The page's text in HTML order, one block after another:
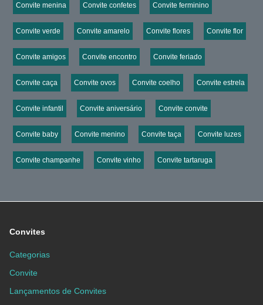
Convite menina Convite confetes Convite ferminino
Convite verde Convite amarelo Convite flores Convite flor
Convite amigos Convite encontro Convite feriado
Convite caça Convite ovos Convite coelho Convite estrela
Convite infantil Convite aniversário Convite convite
Convite baby Convite menino Convite taça Convite luzes
Convite champanhe Convite vinho Convite tartaruga
Convites
Categorias
Convite
Lançamentos de Convites